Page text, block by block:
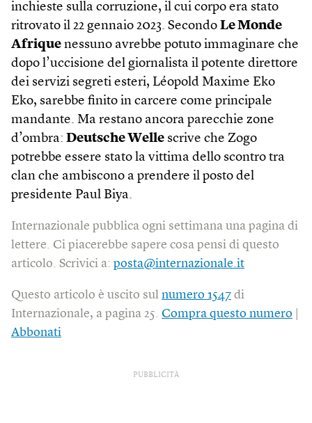
inchieste sulla corruzione, il cui corpo era stato
ritrovato il 22 gennaio 2023. Secondo Le Monde
Afrique nessuno avrebbe potuto immaginare che
dopo l’uccisione del giornalista il potente direttore
dei servizi segreti esteri, Léopold Maxime Eko
Eko, sarebbe finito in carcere come principale
mandante. Ma restano ancora parecchie zone
d’ombra: Deutsche Welle scrive che Zogo
potrebbe essere stato la vittima dello scontro tra
clan che ambiscono a prendere il posto del
presidente Paul Biya.
Internazionale pubblica ogni settimana una pagina di
lettere. Ci piacerebbe sapere cosa pensi di questo
articolo. Scrivici a: posta@internazionale.it
Questo articolo è uscito sul numero 1547 di
Internazionale, a pagina 25. Compra questo numero
Abbonati
PUBBLICITÀ